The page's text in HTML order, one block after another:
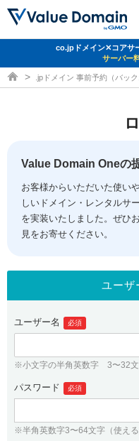
ドメイントップ
ドメイン移管
ドメイン価格一覧
ドメイン一括検索
.jpドメインオークション
gTLDオークション
.jpドメインバックオーダー
プレミアムドメイン
人気ドメインの種類
WHOIS検索
コアサーバー
バリューサーバー
XREA
セキュリティトップ
Value Domain ネットde診断
SSL証明書
サービストップ
お得意様割引
紹介制度
バリュードメインAPI
ドメイン・ホスティングOEM
従来のバリュー
co.jpドメイン✕コアサ
サーバー
ドメイン取得ならバリュードメイ
.jpドメイン 事前予約（バッ
Value Domain Oneの
お客様からいただいた使い
しいドメイン・レンタルサ
を実装いたしました。ぜひ
見をお寄せください。
ユーザ
ユーザー名 必須
※小文字の半角英数字 3〜32
パスワード 必須
※半角英数字3〜64文字（使える